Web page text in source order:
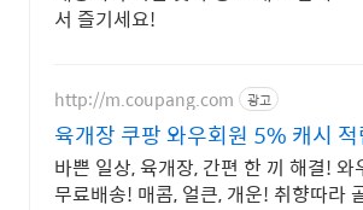
서 즐기세요!
http://m.coupang.com 광고
육개장 쿠팡 와우회원 5% 캐시 적
바쁜 일상, 육개장, 간편 한 끼 해결! 와
무료배송! 매콤, 얼큰, 개운! 취향따라